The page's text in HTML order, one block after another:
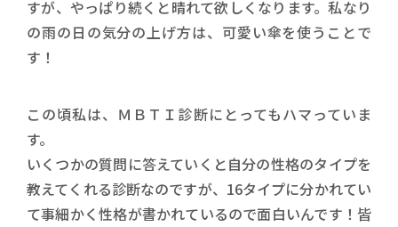
すが、やっぱり続くと晴れて欲しくなります。私なり
の雨の日の気分の上げ方は、可愛い傘を使うことで
す！
この頃私は、ＭＢＴＩ診断にとってもハマっていま
す。
いくつかの質問に答えていくと自分の性格のタイプを
教えてくれる診断なのですが、16タイプに分かれてい
て事細かく性格が書かれているので面白いんです！皆